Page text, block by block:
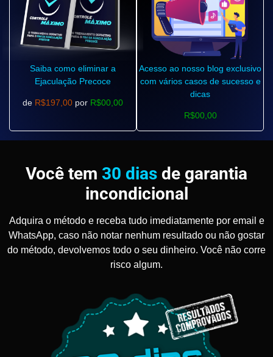
Saiba como eliminar a
Ejaculação Precoce
de R$197,00 por R$00,00
Acesso ao nosso blog exclusivo
com vários casos de sucesso e
dicas
R$00,00
Você tem 30 dias de garantia
incondicional
Adquira o método e receba tudo imediatamente por email e
WhatsApp, caso não notar nenhum resultado ou não gostar
do método, devolvemos todo o seu dinheiro. Você não corre
risco algum.